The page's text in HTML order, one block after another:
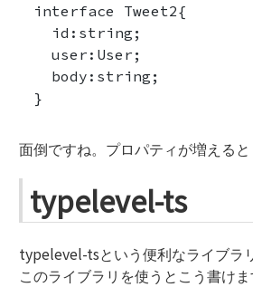
interface Tweet2{
  id:string;
  user:User;
  body:string;
面倒ですね。プロパティが増えると
typelevel-ts
typelevel-tsという便利なライブラ
このライブラリを使うとこう書けま